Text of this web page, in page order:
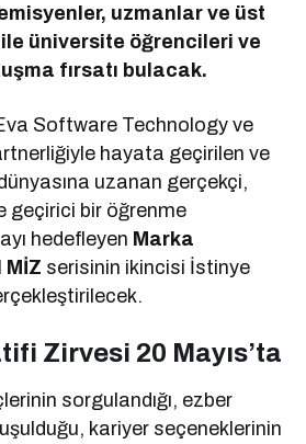
uzmanlar ve üst
üniversite öğrencileri ve
fırsatı bulacak.
Software Technology ve
hayata geçirilen ve
uzanan gerçekçi,
geçirici bir öğrenme
hedefleyen Marka
serisinin ikincisi İstinye
Zirvesi 20 Mayıs’ta
sorgulandığı, ezber
kariyer seçeneklerinin